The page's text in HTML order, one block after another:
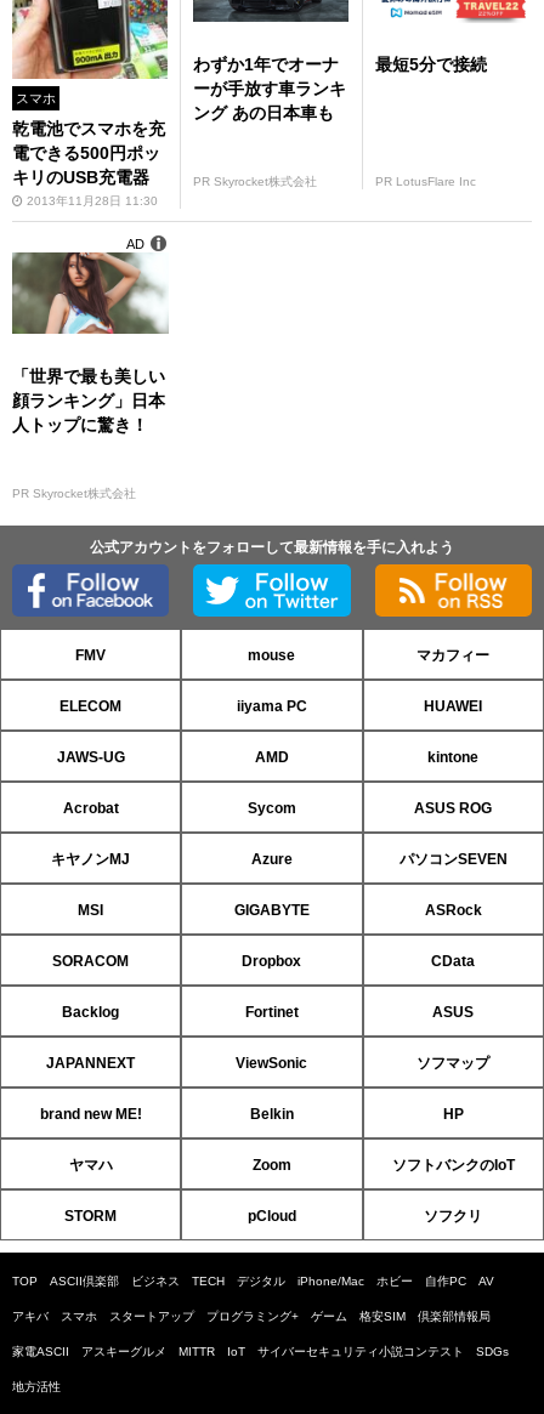
スマホ
乾電池でスマホを充
電できる500円ポッ
キリのUSB充電器
2013年11月28日 11:30
わずか1年でオーナ
ーが手放す車ランキ
ング あの日本車も
PR Skyrocket株式会社
最短5分で接続
PR LotusFlare Inc
「世界で最も美しい
顔ランキング」日本
人トップに驚き！
PR Skyrocket株式会社
AD
公式アカウントをフォローして最新情報を手に入れよう
FMV mouse マカフィー
ELECOM iiyama PC HUAWEI
JAWS-UG AMD kintone
Acrobat Sycom ASUS ROG
キヤノンMJ Azure パソコンSEVEN
MSI GIGABYTE ASRock
SORACOM Dropbox CData
Backlog Fortinet ASUS
JAPANNEXT ViewSonic ソフマップ
brand new ME! Belkin HP
ヤマハ Zoom ソフトバンクのIoT
STORM pCloud ソフクリ
TOP ASCII倶楽部 ビジネス TECH デジタル iPhone/Mac ホビー 自作PC AV
アキバ スマホ スタートアップ プログラミング+ ゲーム 格安SIM 倶楽部情報局
家電ASCII アスキーグルメ MITTR IoT サイバーセキュリティ小説コンテスト SDGs
地方活性